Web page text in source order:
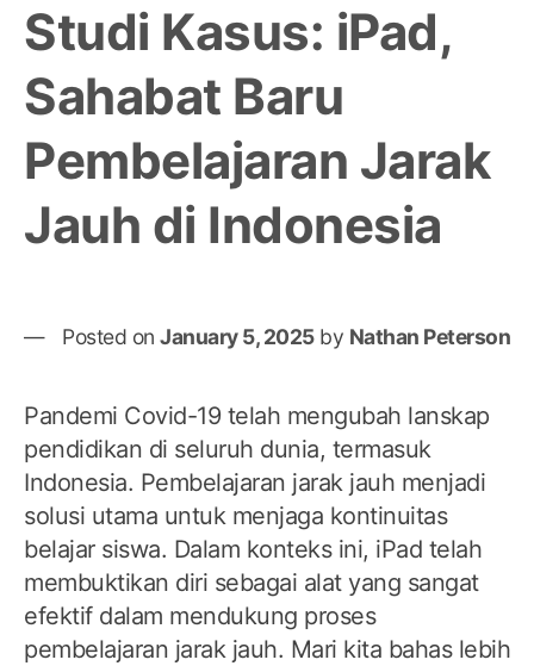
Studi Kasus: iPad,
Sahabat Baru
Pembelajaran Jarak
Jauh di Indonesia
Posted on January 5, 2025by Nathan Peterson
Pandemi Covid-19 telah mengubah lanskap
pendidikan di seluruh dunia, termasuk
Indonesia. Pembelajaran jarak jauh menjadi
solusi utama untuk menjaga kontinuitas
belajar siswa. Dalam konteks ini, iPad telah
membuktikan diri sebagai alat yang sangat
efektif dalam mendukung proses
pembelajaran jarak jauh. Mari kita bahas lebih